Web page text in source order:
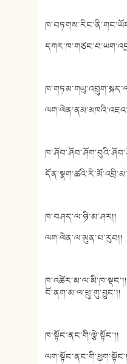
ཁ་བཤད་ལ་ཉི་མ་ཤར།།
ལག་ལེན་ལ་མུན་པ་རུབ།།
ཁ་འཚེར་མ་ལ་མི་ཁ་སྡང་།།
ངོ་ནག་མ་ལ་ཕྲུ་གུ་བྱུང་།།
ཁ་སྟོང་ནང་གི་ལྕེ་སྟོང་།།